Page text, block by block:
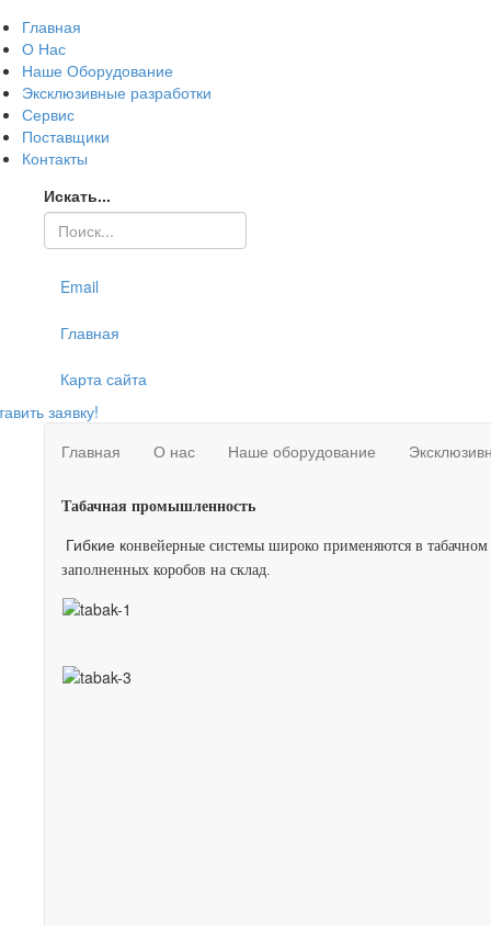
Главная
О Нас
Наше Оборудование
Эксклюзивные разработки
Сервис
Поставщики
Контакты
Искать...
Email
Главная
Карта сайта
заявку!
Главная
О нас Наше оборудование
Табачная промышленность
Гибкие конвейерные системы широко применяются в табачном
заполненных коробов на склад.